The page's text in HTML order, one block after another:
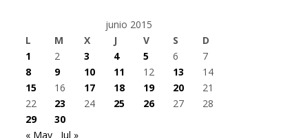
junio 2015
L
M X J V S
D
1
2 3 4 5 6
7
8
9 10 11 12 13
14
15
16 17 18 19 20
21
22
23 24 25 26 27
28
29
30
« May
Jul »